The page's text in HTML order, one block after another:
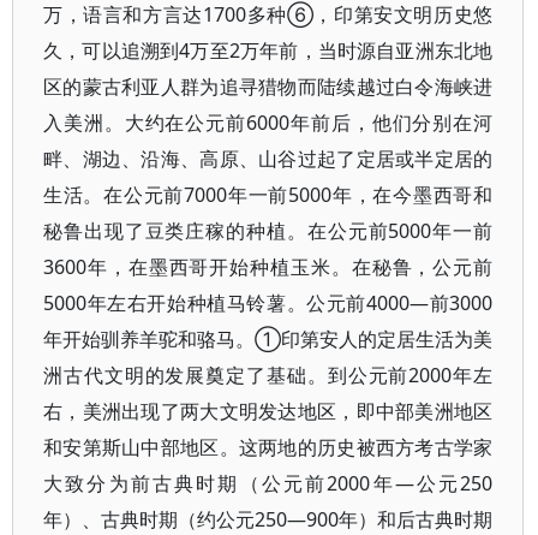
万，语言和方言达1700多种⑥，印第安文明历史悠
久，可以追溯到4万至2万年前，当时源自亚洲东北地
区的蒙古利亚人群为追寻猎物而陆续越过白令海峡进
入美洲。大约在公元前6000年前后，他们分别在河
畔、湖边、沿海、高原、山谷过起了定居或半定居的
生活。在公元前7000年一前5000年，在今墨西哥和
秘鲁出现了豆类庄稼的种植。在公元前5000年一前
3600年，在墨西哥开始种植玉米。在秘鲁，公元前
5000年左右开始种植马铃薯。公元前4000—前3000
年开始驯养羊驼和骆马。①印第安人的定居生活为美
洲古代文明的发展奠定了基础。到公元前2000年左
右，美洲出现了两大文明发达地区，即中部美洲地区
和安第斯山中部地区。这两地的历史被西方考古学家
大致分为前古典时期（公元前2000年—公元250
年）、古典时期（约公元250—900年）和后古典时期